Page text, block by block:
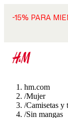
-15% PARA
hm.com
/Mujer
/Camisetas y
/Sin mangas